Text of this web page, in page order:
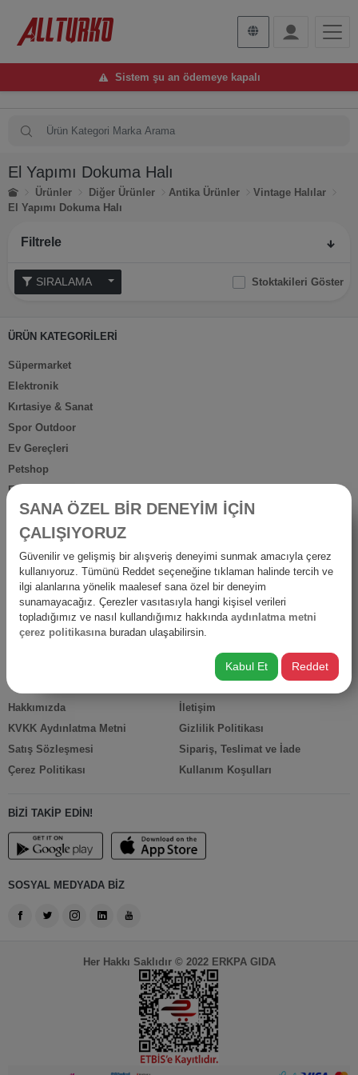
Sistem şu an ödemeye kapalı
El Yapımı Dokuma Halı
Ürünler Diğer Ürünler Antika Ürünler
Vintage Halılar
El Yapımı Dokuma Halı
Filtrele
Stoktakileri Göster
ÜRÜN KATEGORİLERİ
Süpermarket
Elektronik
Kırtasiye & Sanat
Spor Outdoor
Ev Gereçleri
Petshop
Ev Dışı Tüketim
Kişisel Bakım
Anne Bebek
İş Yerine Özel
Oto-Yapı-Bahçe
Hediyelik Ürünler
Diğer Ürünler
İsraf
Hakkımızda
KVKK Aydınlatma Metni
Satış Sözleşmesi
Çerez Politikası
İletişim
Gizlilik Politikası
Sipariş, Teslimat ve İade
Kullanım Koşulları
BİZİ TAKİP EDİN!
SOSYAL MEDYADA BİZ
Her Hakkı Saklıdır © 2022 ERKPA GIDA
SANA ÖZEL BİR DENEYİM İÇİN
ÇALIŞIYORUZ
Güvenilir ve gelişmiş bir alışveriş deneyimi sunmak amacıyla çerez
kullanıyoruz. Tümünü Reddet seçeneğine tıklaman halinde tercih ve
ilgi alanlarına yönelik maalesef sana özel bir deneyim
sunamayacağız. Çerezler vasıtasıyla hangi kişisel verileri
topladığımız ve nasıl kullandığımız hakkında aydınlatma metni
çerez politikasınaburadan ulaşabilirsin.
Kabul Et Reddet